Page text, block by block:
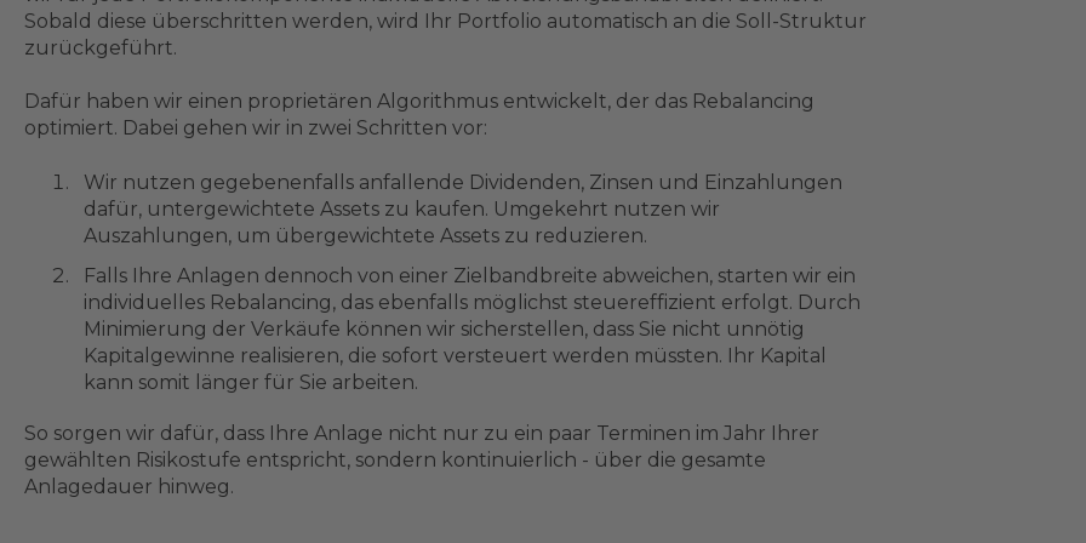
Sobald diese überschritten werden, wird Ihr Portfolio automatisch an die Soll-Struktur
zurückgeführt.
Dafür haben wir einen proprietären Algorithmus entwickelt, der das Rebalancing
optimiert. Dabei gehen wir in zwei Schritten vor:
Wir nutzen gegebenenfalls anfallende Dividenden, Zinsen und Einzahlungen
dafür, untergewichtete Assets zu kaufen. Umgekehrt nutzen wir
Auszahlungen, um übergewichtete Assets zu reduzieren.
Falls Ihre Anlagen dennoch von einer Zielbandbreite abweichen, starten wir ein
individuelles Rebalancing, das ebenfalls möglichst steuereffizient erfolgt. Durch
Minimierung der Verkäufe können wir sicherstellen, dass Sie nicht unnötig
Kapitalgewinne realisieren, die sofort versteuert werden müssten. Ihr Kapital
kann somit länger für Sie arbeiten.
So sorgen wir dafür, dass Ihre Anlage nicht nur zu ein paar Terminen im Jahr Ihrer
gewählten Risikostufe entspricht, sondern kontinuierlich - über die gesamte
Anlagedauer hinweg.